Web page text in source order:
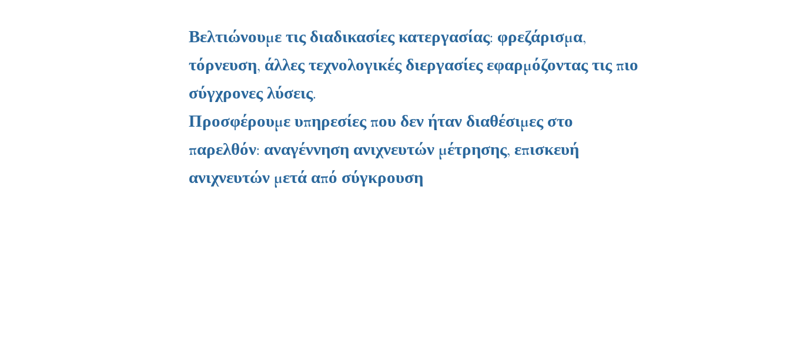
Βελτιώνουμε τις διαδικασίες κατεργασίας: φρεζάρισμα,
τόρνευση, άλλες τεχνολογικές διεργασίες εφαρμόζοντας τις πιο
σύγχρονες λύσεις.
Προσφέρουμε υπηρεσίες που δεν ήταν διαθέσιμες στο
παρελθόν: αναγέννηση ανιχνευτών μέτρησης, επισκευή
ανιχνευτών μετά από σύγκρουση